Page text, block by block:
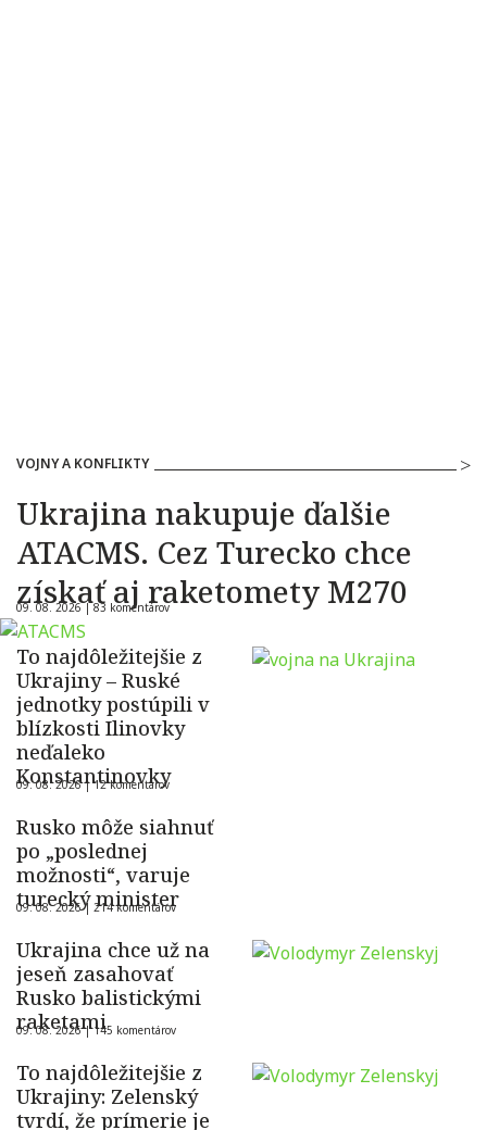
VOJNY A KONFLIKTY
Ukrajina nakupuje ďalšie
ATACMS. Cez Turecko chce
získať aj raketomety M270
09. 08. 2026 |83 komentárov
To najdôležitejšie z
Ukrajiny – Ruské
jednotky postúpili v
blízkosti Ilinovky
neďaleko
Konstantinovky
09. 08. 2026 |12 komentárov
Rusko môže siahnuť
po „poslednej
možnosti“, varuje
turecký minister
09. 08. 2026 | 214 komentárov
Ukrajina chce už na
jeseň zasahovať
Rusko balistickými
raketami
09. 08. 2026 |145 komentárov
To najdôležitejšie z
Ukrajiny: Zelenský
tvrdí, že prímerie je